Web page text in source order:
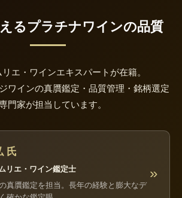
るプラチナワインの品質
エ・ワインエキスパートが在籍。
ワインの真贋鑑定・品質管理・銘柄選定
門家が担当しています。
氏
リエ・ワイン鑑定士
真贋鑑定を担当。長年の経験と膨大なデ
»